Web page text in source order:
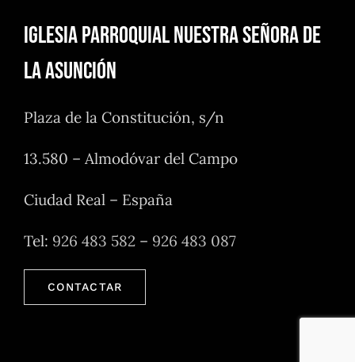
Iglesia Parroquial Nuestra Señora de
la Asunción
Plaza de la Constitución, s/n
13.580 – Almodóvar del Campo
Ciudad Real – España
Tel: 926 483 582 – 926 483 087
CONTACTAR